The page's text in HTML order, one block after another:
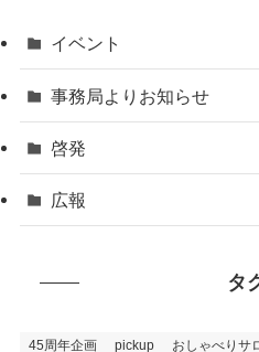
イベント
事務局よりお知らせ
啓発
広報
タ
45周年企画 pickup おしゃべりサ